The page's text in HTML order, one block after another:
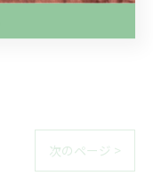
次のページ >